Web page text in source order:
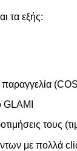
τα εξής:
τους
με πολλά